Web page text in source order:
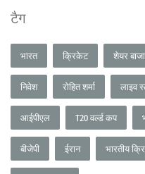
टैग
भारत क्रिकेट शेयर
निवेश रोहित शर्मा लाइव
आईपीएल T20 वर्ल्ड कप
बीजेपी ईरान भारतीय